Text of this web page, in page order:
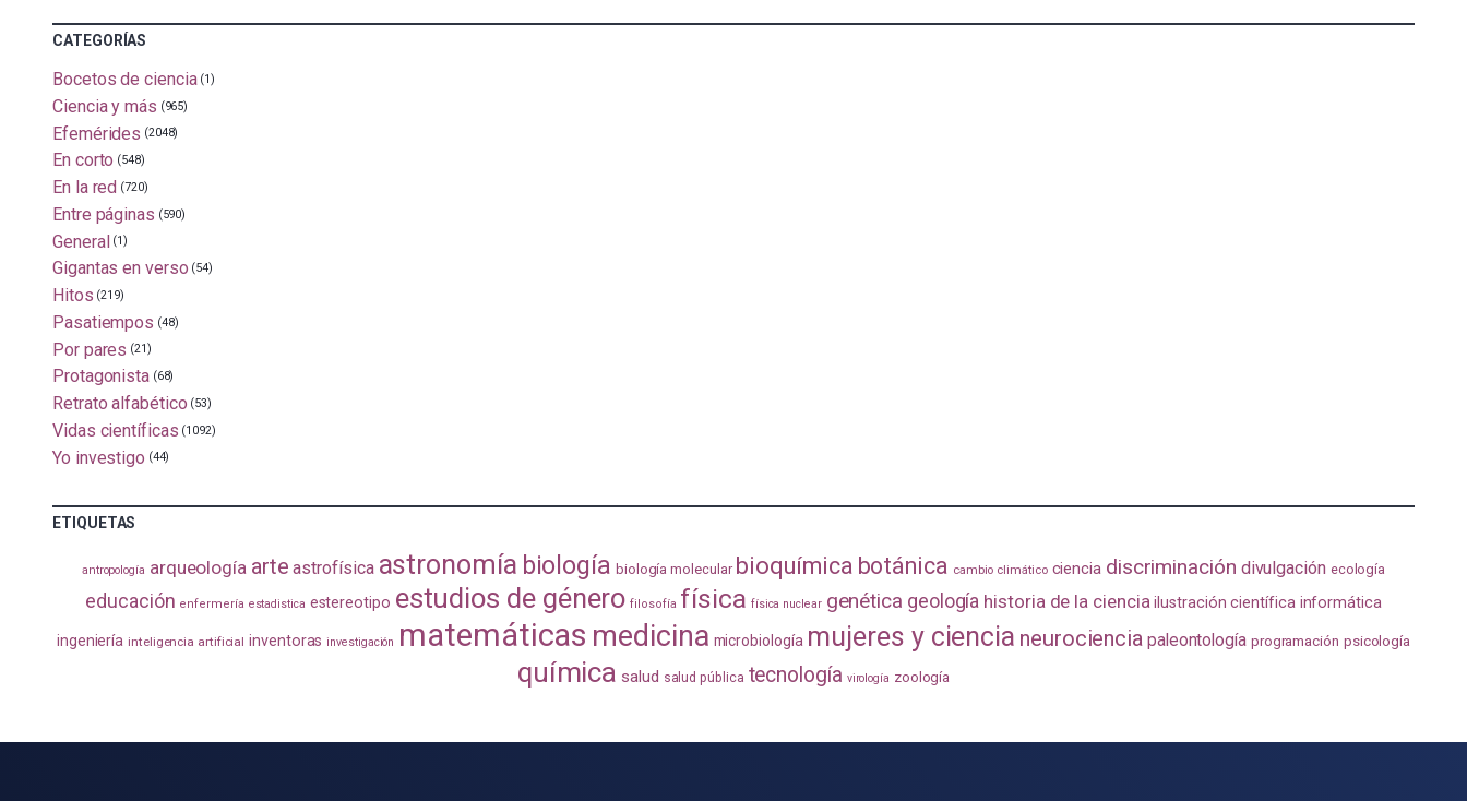
CATEGORÍAS
Bocetos de ciencia (1)
Ciencia y más (965)
Efemérides (2048)
En corto (548)
En la red (720)
Entre páginas (590)
General (1)
Gigantas en verso (54)
Hitos (219)
Pasatiempos (48)
Por pares (21)
Protagonista (68)
Retrato alfabético (53)
Vidas científicas (1092)
Yo investigo (44)
ETIQUETAS
antropología arqueología arte astrofísica astronomía biología biología molecular bioquímica botánica cambio climático ciencia discriminación divulgación ecología
educación enfermería estadistica estereotipo estudios de género filosofía física física nuclear genética geología historia de la ciencia ilustración científica informática
ingeniería inteligencia artificial inventoras investigación matemáticas medicina microbiología mujeres y ciencia neurociencia paleontología programación psicología
química salud salud pública tecnología virología zoología